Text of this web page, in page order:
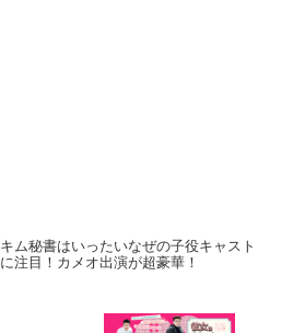
キム秘書はいったいなぜの子役キャスト
に注目！カメオ出演が超豪華！